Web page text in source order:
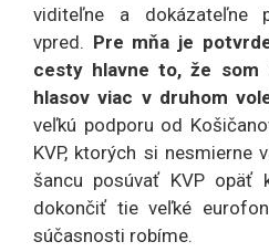
viditeľne a dokázateľne
vpred. Pre mňa je
cesty hlavne to, že som
hlasov viac v druhom
veľkú podporu od
KVP, ktorých si nesmierne
šancu posúvať KVP opäť
dokončiť tie veľké
súčasnosti robíme.